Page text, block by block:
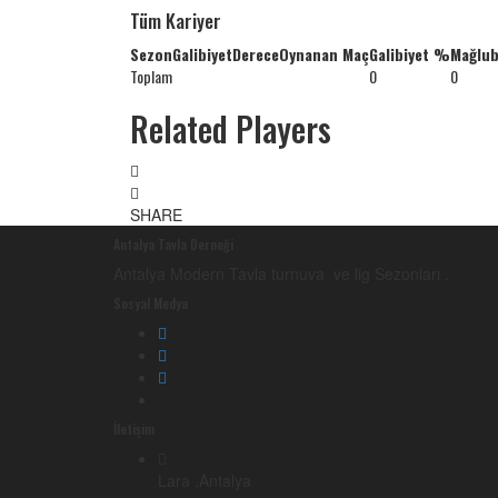
Tüm Kariyer
SezonGalibiyetDereceOynanan MaçGalibiyet %
Toplam
0 0
Related Players
SHARE